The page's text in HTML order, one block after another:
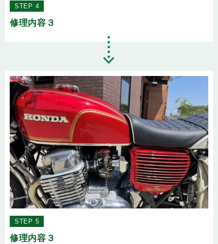
STEP 4
修理内容３
STEP 5
修理内容３